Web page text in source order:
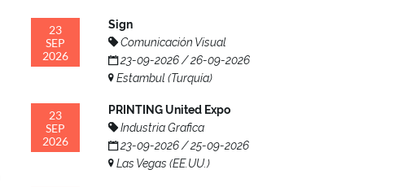
23
SEP
2026
Sign
Comunicación Visual
23-09-2026 / 26-09-2026
Estambul (Turquía)
23
SEP
2026
PRINTING United Expo
Industria Grafica
23-09-2026 / 25-09-2026
Las Vegas (EE.UU.)